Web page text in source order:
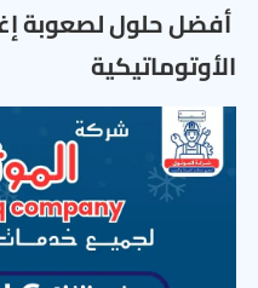
أفضل حلول لصعوبة
الأوتوماتيكية